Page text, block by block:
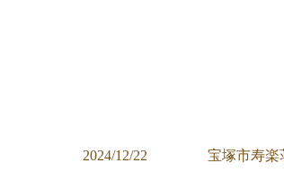
2024/12/22 宝塚市寿楽